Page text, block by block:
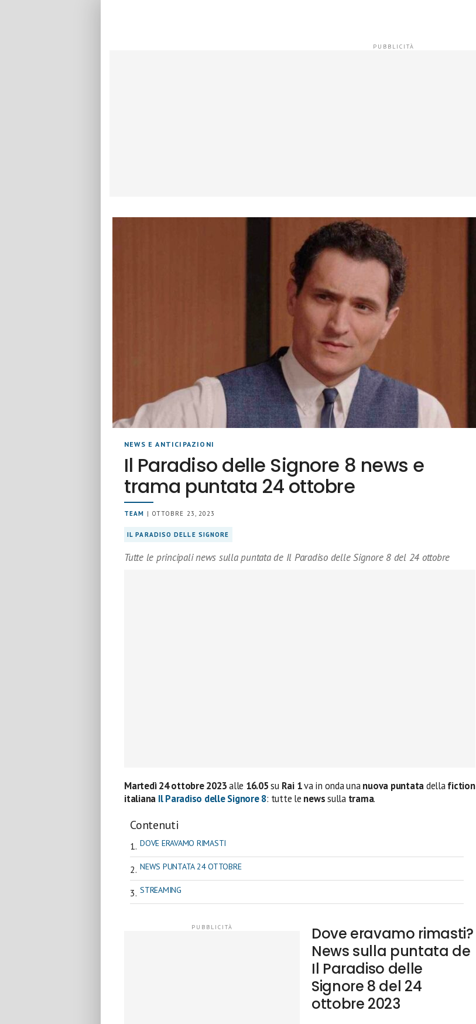
NEWS E ANTICIPAZIONI
Il Paradiso delle Signore 8 news e
trama puntata 24 ottobre
TEAM | OTTOBRE 23, 2023
IL PARADISO DELLE SIGNORE
Tutte le principali news sulla puntata de Il Paradiso delle Signore 8 del 24 ottobre
Martedì 24 ottobre 2023alle 16.05su Rai 1va in onda unanuova puntatadellafiction
italiana Il Paradiso delle Signore 8: tutte le newssulla trama.
Contenuti
DOVE ERAVAMO RIMASTI
NEWS PUNTATA 24 OTTOBRE
STREAMING
Dove eravamo rimasti?
News sulla puntata de
Il Paradiso delle
Signore 8 del 24
ottobre 2023